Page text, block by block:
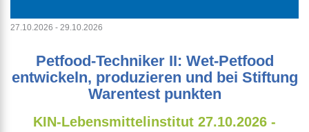
27.10.2026 - 29.10.2026
Petfood-Techniker II: Wet-Petfood
entwickeln, produzieren und bei Stiftung
Warentest punkten
KIN-Lebensmittelinstitut 27.10.2026 -